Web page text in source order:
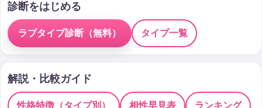
診断をはじめる
ラブタイプ診断（無料） タイプ一覧
解説・比較ガイド
性格特徴（タイプ別） 相性早見表 ランキング